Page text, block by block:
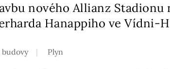
nového Allianz Stadionu
Hanappiho ve Vídni-
budovy Plyn